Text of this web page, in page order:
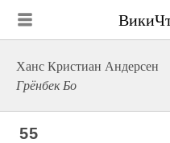
Ханс Кристиан Андерсен
Грёнбек Бо
55